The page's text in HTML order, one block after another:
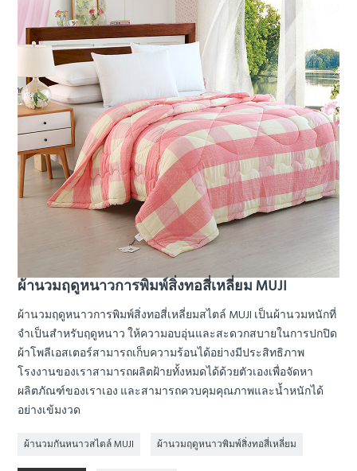
ผ้านวมฤดูหนาวการพิมพ์สิ่งทอสี่เหลี่ยม MUJI
ผ้านวมฤดูหนาวการพิมพ์สิ่งทอสี่เหลี่ยมสไตล์ MUJI เป็นผ้านวมหนักที่
จำเป็นสำหรับฤดูหนาว ให้ความอบอุ่นและสะดวกสบายในการปกปิด
ผ้าโพลีเอสเตอร์สามารถเก็บความร้อนได้อย่างมีประสิทธิภาพ
โรงงานของเราสามารถผลิตฝ้ายทั้งหมดได้ด้วยตัวเองเพื่อจัดหา
ผลิตภัณฑ์ของเราเอง และสามารถควบคุมคุณภาพและน้ำหนักได้
อย่างเข้มงวด
ผ้านวมกันหนาวสไตล์ MUJI ผ้านวมฤดูหนาวพิมพ์สิ่งทอสี่เหลี่ยม